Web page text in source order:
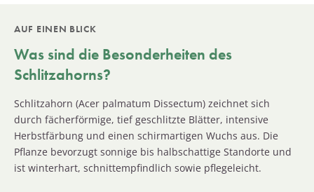
AUF EINEN BLICK
Was sind die Besonderheiten des
Schlitzahorns?
Schlitzahorn (Acer palmatum Dissectum) zeichnet sich
durch fächerförmige, tief geschlitzte Blätter, intensive
Herbstfärbung und einen schirmartigen Wuchs aus. Die
Pflanze bevorzugt sonnige bis halbschattige Standorte und
ist winterhart, schnittempfindlich sowie pflegeleicht.